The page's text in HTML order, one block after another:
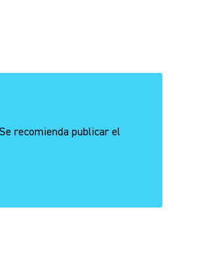
recomienda publicar el